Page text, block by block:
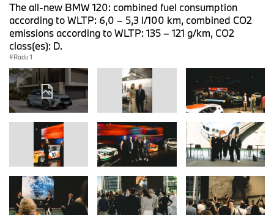
The all-new BMW 120: combined fuel consumption
according to WLTP: 6,0 – 5,3 l/100 km, combined CO2
emissions according to WLTP: 135 – 121 g/km, CO2
class(es): D.
Radu 1